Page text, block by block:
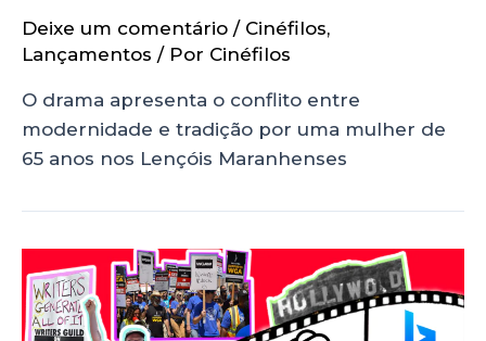
Deixe um comentário / Cinéfilos,
Lançamentos / Por Cinéfilos
O drama apresenta o conflito entre
modernidade e tradição por uma mulher de
65 anos nos Lençóis Maranhenses